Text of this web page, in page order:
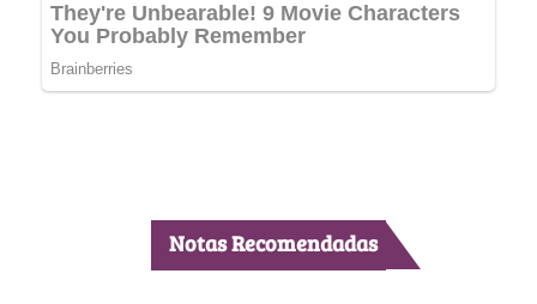
Notas Recomendadas